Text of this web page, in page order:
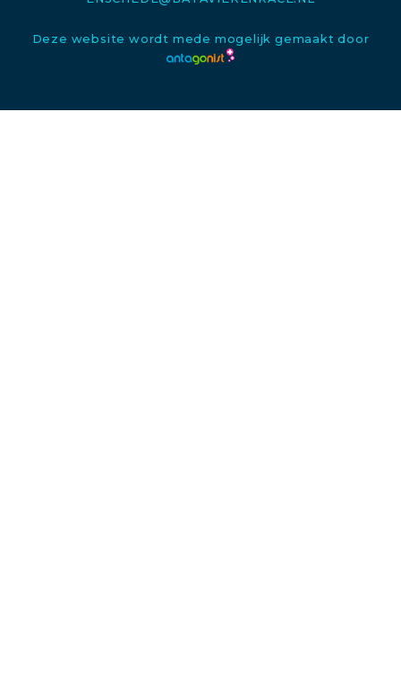
Deze website wordt mede mogelijk gemaakt door